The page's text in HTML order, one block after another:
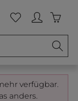
Du hast 0
verfügbar.
anders.